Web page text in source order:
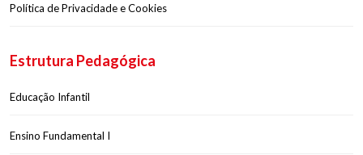
Política de Privacidade e Cookies
Estrutura Pedagógica
Educação Infantil
Ensino Fundamental I